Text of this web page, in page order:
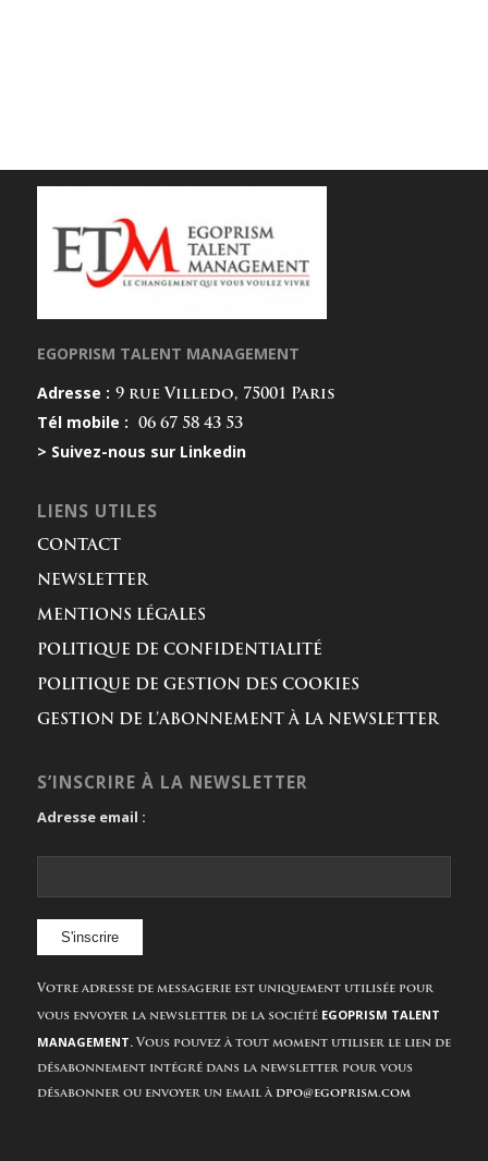
EGOPRISM TALENT MANAGEMENT
Adresse : 9 rue Villedo, 75001 Paris
Tél mobile : 06 67 58 43 53
> Suivez-nous sur Linkedin
LIENS UTILES
CONTACT
NEWSLETTER
MENTIONS LÉGALES
POLITIQUE DE CONFIDENTIALITÉ
POLITIQUE DE GESTION DES COOKIES
GESTION DE L’ABONNEMENT À LA NEWSLETTER
S’INSCRIRE À LA NEWSLETTER
Adresse email :
Votre adresse de messagerie est uniquement utilisée pour
vous envoyer la newsletter de la société EGOPRISM TALENT
MANAGEMENT.Vous pouvez à tout moment utiliser le lien de
désabonnement intégré dans la newsletter pour vous
désabonner ou envoyer un email à dpo@egoprism.com